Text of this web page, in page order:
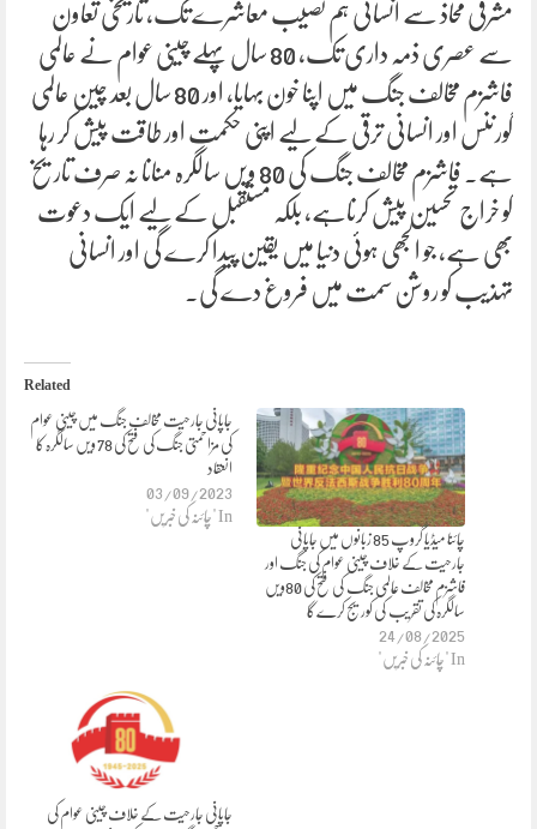
مشرقی محاذ سے انسانی ہم نصیب معاشرے تک، تاریخی تعاون
سے عصری ذمہ داری تک، 80 سال پہلے چینی عوام نے عالمی
فاشزم مخالف جنگ میں اپنا خون بہایا، اور 80 سال بعد چین عالمی
گورننس اور انسانی ترقی کے لیے اپنی حکمت اور طاقت پیش کر رہا
ہے۔ فاشزم مخالف جنگ کی 80 ویں سالگرہ منانا نہ صرف تاریخ
کو خراج تحسین پیش کرناہے، بلکہ مستقبل کے لیے ایک دعوت
بھی ہے، جو الجھی ہوئی دنیا میں یقین پیدا کرے گی اور انسانی
تہذیب کو روشن سمت میں فروغ دے گی۔
Related
جاپانی جارحیت مخالف جنگ میں چینی عوام
کی مزاحمتی جنگ کی فتح کی 78 ویں سالگرہ کا
انعقاد
03/09/2023
In "چائنہ کی خبریں"
چائنا میڈیا گروپ 85 زبانوں میں جاپانی
جارحیت کے خلاف چینی عوام کی جنگ اور
فاشزم مخالف عالمی جنگ کی فتح کی 80ویں
سالگرہ کی تقریب کی کوریج کرے گا
24/08/2025
In "چائنہ کی خبریں"
جاپانی جارحیت کے خلاف چینی عوام کی